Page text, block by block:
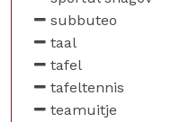
subbuteo
taal
tafel
tafeltennis
teamuitje